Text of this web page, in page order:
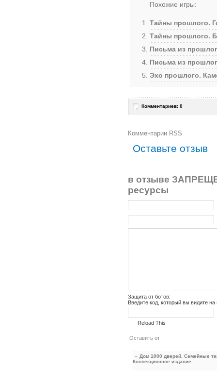
Похожие игры:
Тайны прошлого.
Тайны прошлого.
Письма из
Письма из
Эхо прошлого.
Комментариев: 0
Комментарии RSS
Оставьте отзыв
в отзыве
ресурсы
Защита от ботов:
Введите код, который вы видите
Reload This
« Дом 1000 дверей. Семейные
Коллекционное издание